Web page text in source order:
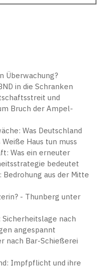
Überwachung?
in die Schranken
und
Bruch der Ampel-
Was Deutschland
Haus tun muss
Was ein erneuter
bedeutet
aus der Mitte
- Thunberg unter
nach
angespannt
nach Bar-Schießerei
Impfpflicht und ihre